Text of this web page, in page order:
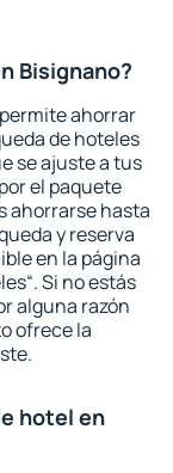
Bisignano?
ahorrar
de hoteles
se ajuste a tus
el paquete
ahorrarse hasta
y reserva
en la página
Si no estás
alguna razón
ofrece la
hotel en